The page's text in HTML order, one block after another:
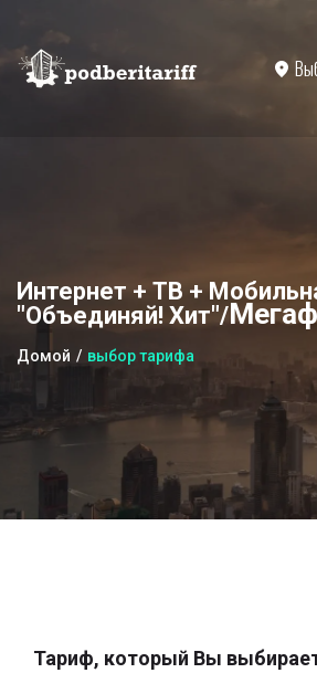
Интернет + ТВ +
"Объединяй! Хит"/
Домой выбор тарифа
Тариф, который Вы